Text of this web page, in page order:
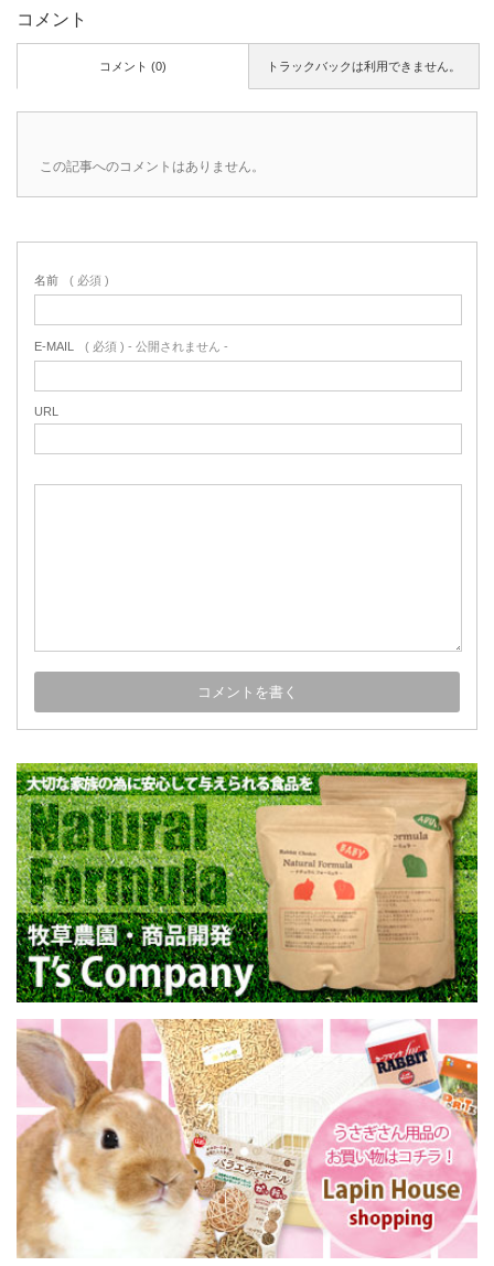
コメント
トラックバックは利用できません。
コメント (0)
この記事へのコメントはありません。
名前 ( 必須 )
E-MAIL ( 必須 ) - 公開されません -
URL